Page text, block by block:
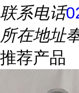
联系电话
所在地址
推荐产品